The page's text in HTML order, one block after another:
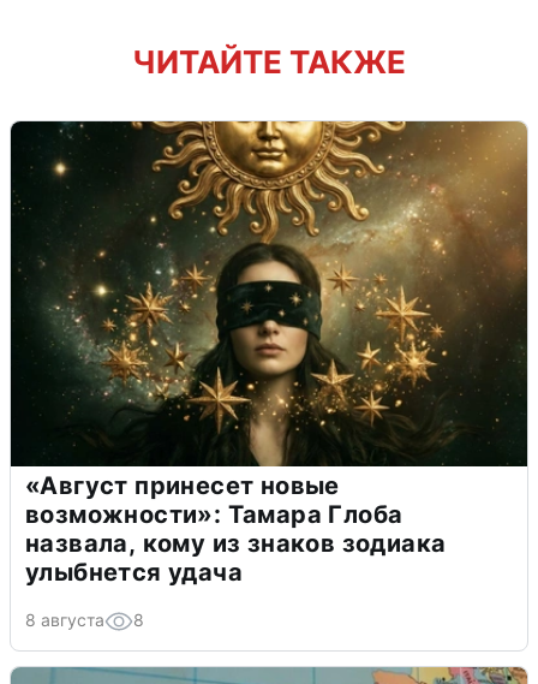
ЧИТАЙТЕ ТАКЖЕ
«Август принесет новые
возможности»: Тамара Глоба
назвала, кому из знаков зодиака
улыбнется удача
8 августа 8